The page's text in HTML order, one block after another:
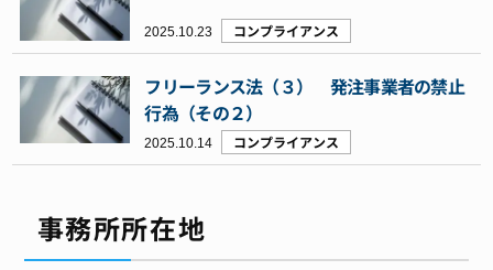
2025.10.23 コンプライアンス
フリーランス法（３） 発注事業者の禁止
行為（その２）
2025.10.14 コンプライアンス
事務所所在地